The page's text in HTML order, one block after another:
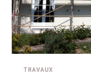
TRAVAUX